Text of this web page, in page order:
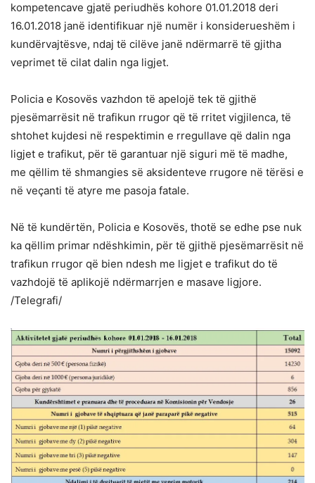
kompetencave gjatë periudhës kohore 01.01.2018 deri
16.01.2018 janë identifikuar një numër i konsiderueshëm i
kundërvajtësve, ndaj të cilëve janë ndërmarrë të gjitha
veprimet të cilat dalin nga ligjet.
Policia e Kosovës vazhdon të apelojë tek të gjithë
pjesëmarrësit në trafikun rrugor që të rritet vigjilenca, të
shtohet kujdesi në respektimin e rregullave që dalin nga
ligjet e trafikut, për të garantuar një siguri më të madhe,
me qëllim të shmangies së aksidenteve rrugore në tërësi e
në veçanti të atyre me pasoja fatale.
Në të kundërtën, Policia e Kosovës, thotë se edhe pse nuk
ka qëllim primar ndëshkimin, për të gjithë pjesëmarrësit në
trafikun rrugor që bien ndesh me ligjet e trafikut do të
vazhdojë të aplikojë ndërmarrjen e masave ligjore.
/Telegrafi/